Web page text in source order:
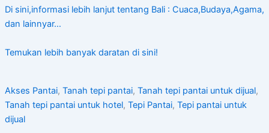
Di sini,informasi lebih lanjut tentang Bali : Cuaca,Budaya,Agama,
dan lainnyar…
Temukan lebih banyak daratan di sini!
Akses Pantai, Tanah tepi pantai, Tanah tepi pantai untuk dijual,
Tanah tepi pantai untuk hotel, Tepi Pantai, Tepi pantai untuk
dijual